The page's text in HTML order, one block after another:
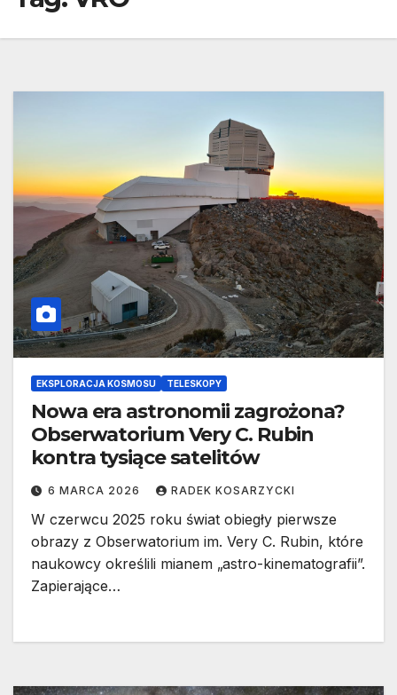
EKSPLORACJA KOSMOSU TELESKOPY
Nowa era astronomii zagrożona?
Obserwatorium Very C. Rubin
kontra tysiące satelitów
6 MARCA 2026 RADEK KOSARZYCKI
W czerwcu 2025 roku świat obiegły pierwsze
obrazy z Obserwatorium im. Very C. Rubin, które
naukowcy określili mianem „astro-kinematografii”.
Zapierające…